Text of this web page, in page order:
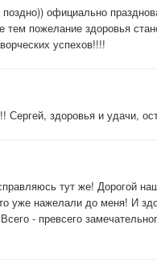
официально
пожелание здоровья
успехов!!!!
здоровья и удачи,
тут же! Дорогой
уже нажелали до меня! И
- превсего